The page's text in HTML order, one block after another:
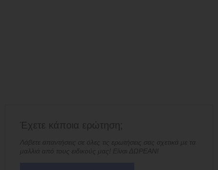
Έχετε κάποια ερώτηση;
Λάβετε απαντήσεις σε όλες τις ερωτήσεις σας σχετικά με τα
μαλλιά από τους ειδικούς μας! Είναι ΔΩΡΕΑΝ!